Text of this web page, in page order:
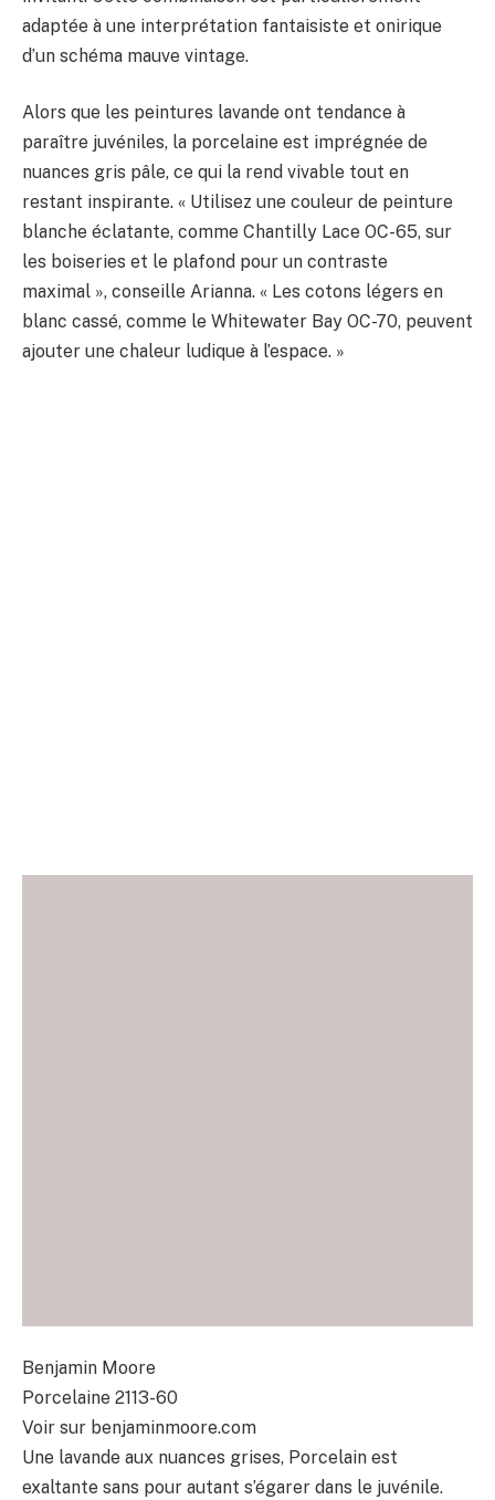
adaptée à une interprétation fantaisiste et onirique
d’un schéma mauve vintage.
Alors que les peintures lavande ont tendance à
paraître juvéniles, la porcelaine est imprégnée de
nuances gris pâle, ce qui la rend vivable tout en
restant inspirante. « Utilisez une couleur de peinture
blanche éclatante, comme Chantilly Lace OC-65, sur
les boiseries et le plafond pour un contraste
maximal », conseille Arianna. « Les cotons légers en
blanc cassé, comme le Whitewater Bay OC-70, peuvent
ajouter une chaleur ludique à l’espace. »
Benjamin Moore
Porcelaine 2113-60
Voir sur benjaminmoore.com
Une lavande aux nuances grises, Porcelain est
exaltante sans pour autant s’égarer dans le juvénile.